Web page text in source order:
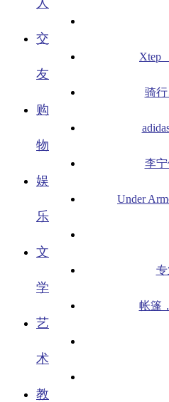
人
交
友
购
物
娱
乐
文
学
艺
术
教
Xtep
骑
李
Under
帐篷